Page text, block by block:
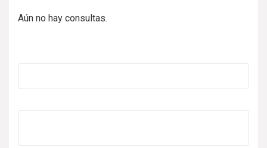
Aún no hay consultas.